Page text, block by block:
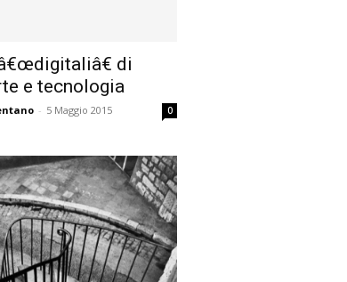
di
e tecnologia
- 5 Maggio 2015 0